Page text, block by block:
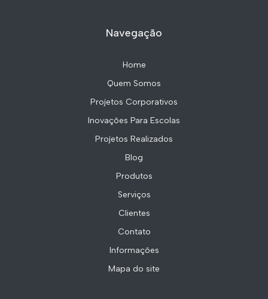
Navegação
Home
Quem Somos
Projetos Corporativos
Inovações Para Escolas
Projetos Realizados
Blog
Produtos
Serviços
Clientes
Contato
Informações
Mapa do site